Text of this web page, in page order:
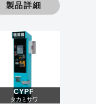
製品詳細
CYPF
タカミサワ